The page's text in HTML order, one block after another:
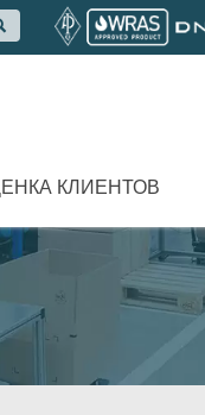
КЛИЕНТОВ